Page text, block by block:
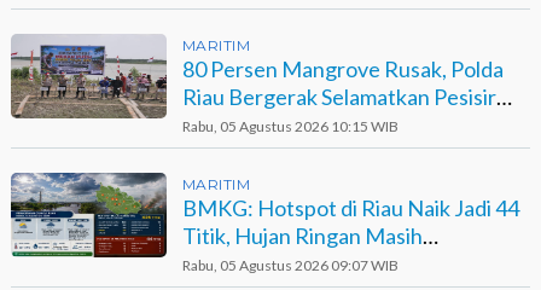
MARITIM
80 Persen Mangrove Rusak, Polda
Riau Bergerak Selamatkan Pesisir
Sinaboi
Rabu, 05 Agustus 2026 10:15 WIB
MARITIM
BMKG: Hotspot di Riau Naik Jadi 44
Titik, Hujan Ringan Masih
Berpotensi Terjadi
Rabu, 05 Agustus 2026 09:07 WIB